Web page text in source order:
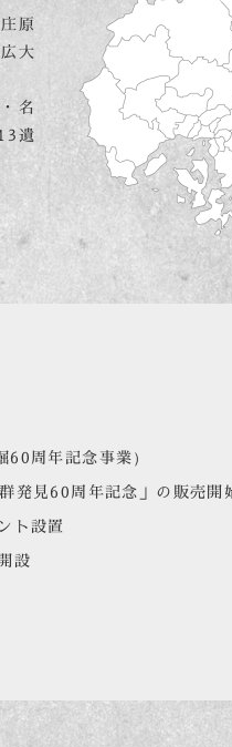
原
大
名
遺
周年記念事業）
発見60周年記念」の販売開
ト設置
設